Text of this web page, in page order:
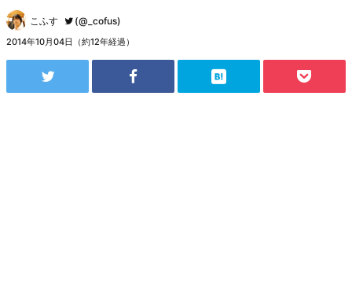
こふす (@_cofus)
2014年10月04日（約12年経過）